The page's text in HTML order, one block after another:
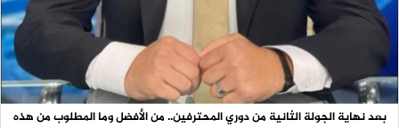
بعد نهاية الجولة الثانية من دوري المحترفين.. من الأفضل وما المطلوب من هذه